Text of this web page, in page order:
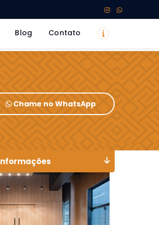
Blog Contato
Chame no WhatsApp